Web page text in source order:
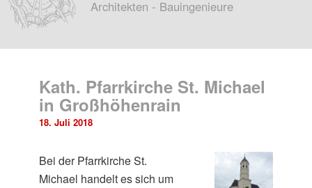
Architekten - Bauingenieure
Kath. Pfarrkirche St. Michael
in Großhöhenrain
18. Juli 2018
Bei der Pfarrkirche St.
Michael handelt es sich um